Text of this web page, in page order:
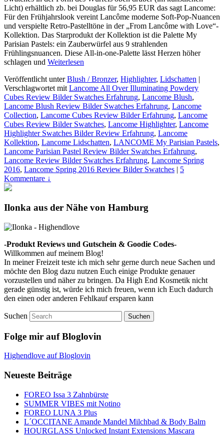
Licht) erhältlich zb. bei Douglas für 56,95 EUR das sagt Lancome:
Für den Frühjahrslook vereint Lancôme moderne Soft-Pop-Nuancen
und verspielte Retro-Pastelltöne in der „From Lancôme with Love“-
Kollektion. Das Starprodukt der Kollektion ist die Palette My
Parisian Pastels: ein Zauberwürfel aus 9 strahlenden
Frühlingsnuancen. Diese All-in-one-Palette lässt Herzen höher
schlagen und Weiterlesen
Veröffentlicht unter Blush / Bronzer, Highlighter, Lidschatten |
Verschlagwortet mit Lancome All Over Illuminating Powdery
Cubes Review Bilder Swatches Erfahrung, Lancome Blush,
Lancome Blush Review Bilder Swatches Erfahrung, Lancome
Collection, Lancome Cubes Review Bilder Erfahrung, Lancome
Cubes Review Bilder Swatches, Lancome Highlighter, Lancome
Highlighter Swatches Bilder Review Erfahrung, Lancome
Kollektion, Lancome Lidschatten, LANCOME My Parisian Pastels,
Lancome Parisian Pastel Review Bilder Swatches Erfahrung,
Lancome Review Bilder Swatches Erfahrung, Lancome Spring
2016, Lancome Spring 2016 Review Bilder Swatches | 5
Kommentare ↓
Ilonka aus der Nähe von Hamburg
-Produkt Reviews und Gutschein & Goodie Codes-
Willkommen auf meinem Blog!
In meiner Freizeit teste ich mich sehr gerne durch neue Sachen und
möchte den Blog dazu nutzen Euch einige Produkte genauer
vorzustellen und näher zu bringen. Da High End Kosmetik nicht
gerade günstig ist, würde ich mich freuen, wenn ich Euch dadurch
den einen oder anderen Fehlkauf ersparen kann
Suchen
Folge mir auf Bloglovin
Highendlove auf Bloglovin
Neueste Beiträge
FOREO Issa 3 Zahnbürste
SUMMER VIBES mit Notino
FOREO LUNA 3 Plus
L´OCCITANE Amande Mandel Milchbad & Body Balm
HOURGLASS Unlocked Instant Extensions Mascara